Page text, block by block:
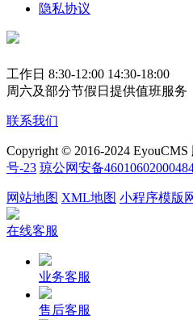
隐私协议
工作日 8:30-12:00 14:30-18:00
周六及部分节假日提供值班服务
联系我们
Copyright © 2016-2024
号-23 琼公网安备
网站地图 XML地图 小程序模版
在线客服
业务客服
售后客服